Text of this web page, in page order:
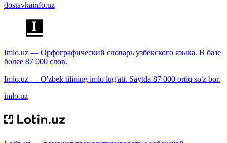
dostavkainfo.uz
Imlo.uz — Орфографический словарь узбекского языка. В базе
более 87 000 слов.
Imlo.uz — O'zbek tilining imlo lug'ati. Saytda 87 000 ortiq so'z bor.
imlo.uz